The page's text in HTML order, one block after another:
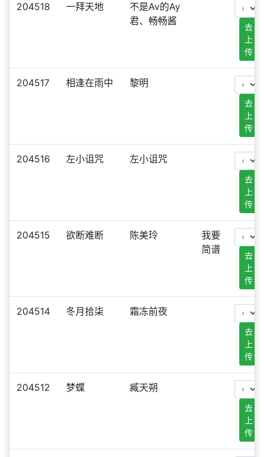
204518 一拜天地
不是Av的Ay
君、畅畅酱
去
上
传
204517 相逢在雨中 黎明
去
上
传
204516 左小诅咒 左小诅咒
去
上
传
204515 欲断难断 陈美玲
我要
简谱
去
上
传
204514 冬月拾柒 霜冻前夜
去
上
传
204512 梦蝶 臧天朔
去
上
传